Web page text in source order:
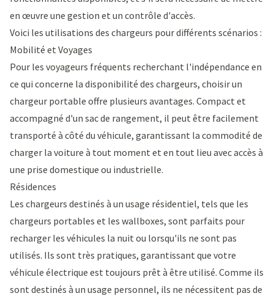
en œuvre une gestion et un contrôle d'accès.
Voici les utilisations des chargeurs pour différents scénarios :
Mobilité et Voyages
Pour les voyageurs fréquents recherchant l'indépendance en
ce qui concerne la disponibilité des chargeurs, choisir un
chargeur portable offre plusieurs avantages. Compact et
accompagné d'un sac de rangement, il peut être facilement
transporté à côté du véhicule, garantissant la commodité de
charger la voiture à tout moment et en tout lieu avec accès à
une prise domestique ou industrielle.
Résidences
Les chargeurs destinés à un usage résidentiel, tels que les
chargeurs portables et les wallboxes, sont parfaits pour
recharger les véhicules la nuit ou lorsqu'ils ne sont pas
utilisés. Ils sont très pratiques, garantissant que votre
véhicule électrique est toujours prêt à être utilisé. Comme ils
sont destinés à un usage personnel, ils ne nécessitent pas de